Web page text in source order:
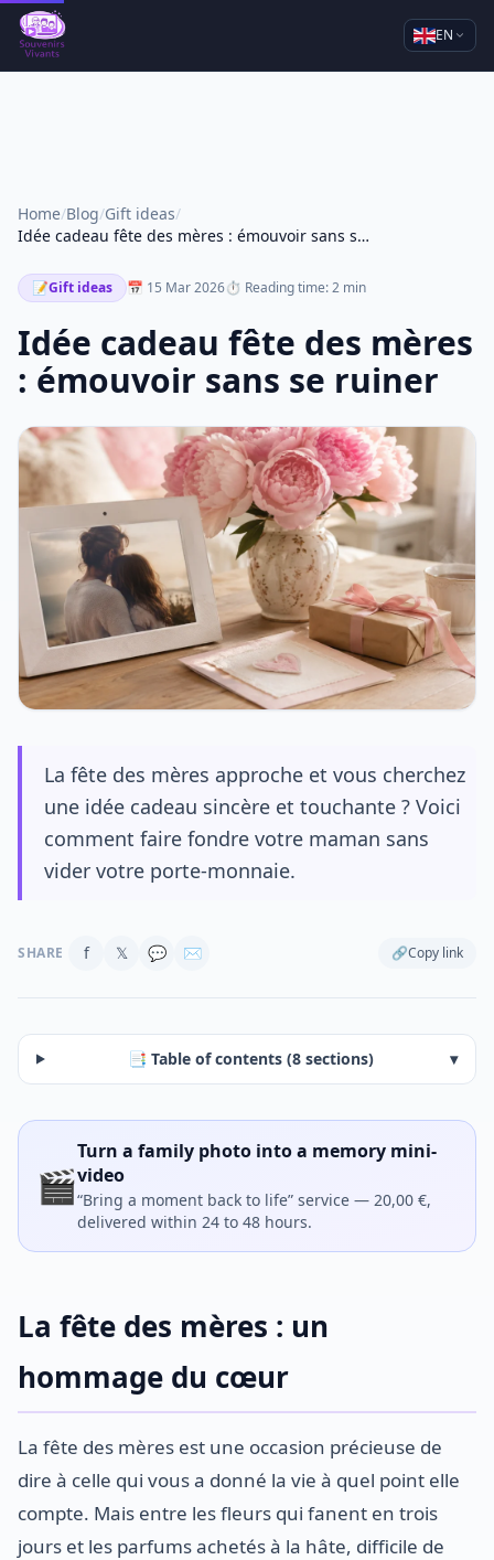
EN
Home/Blog/Gift ideas/
Idée cadeau fête des mères : émouvoir sans se ruiner
📝Gift ideas 📅 15 Mar 2026⏱ Reading time: 2 min
Idée cadeau fête des mères
: émouvoir sans se ruiner
La fête des mères approche et vous cherchez
une idée cadeau sincère et touchante ? Voici
comment faire fondre votre maman sans
vider votre porte-monnaie.
SHARE f 𝕏 💬 ✉ 🔗Copy link
📑 Table of contents (8 sections) ▾
🎬
Turn a family photo into a memory mini-
video
“Bring a moment back to life” service — 20,00 €,
delivered within 24 to 48 hours.
La fête des mères : un
hommage du cœur
La fête des mères est une occasion précieuse de
dire à celle qui vous a donné la vie à quel point elle
compte. Mais entre les fleurs qui fanent en trois
jours et les parfums achetés à la hâte, difficile de